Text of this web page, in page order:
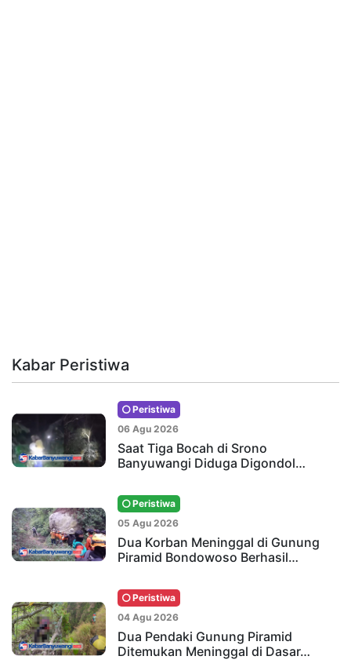
Kabar Peristiwa
Peristiwa
06 Agu 2026
Saat Tiga Bocah di Srono
Banyuwangi Diduga Digondol…
Peristiwa
05 Agu 2026
Dua Korban Meninggal di Gunung
Piramid Bondowoso Berhasil…
Peristiwa
04 Agu 2026
Dua Pendaki Gunung Piramid
Ditemukan Meninggal di Dasar…